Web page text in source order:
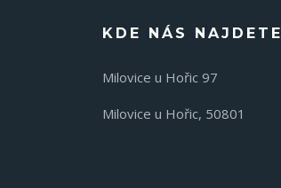
KDE NÁS NAJDETE
Milovice u Hořic 97
Milovice u Hořic, 50801